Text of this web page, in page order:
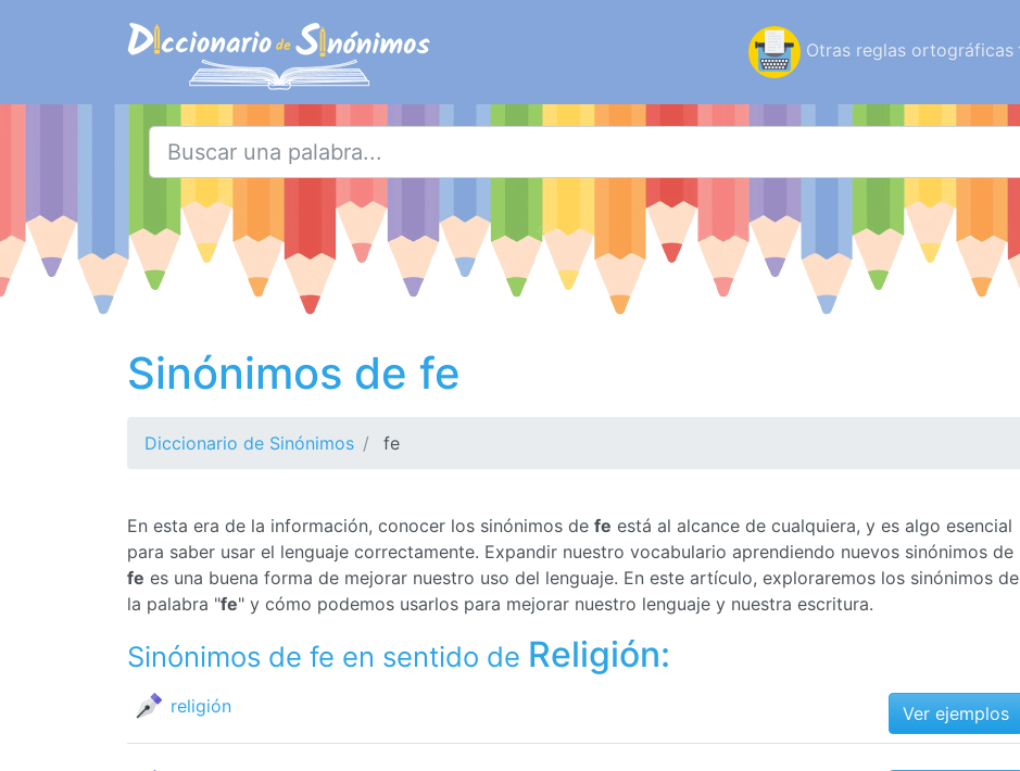
Otras reglas ortográficas
Sinónimos de fe
Diccionario de Sinónimos fe
En esta era de la información, conocer los sinónimos de fe está al alcance de cualquiera, y es algo esencial
para saber usar el lenguaje correctamente. Expandir nuestro vocabulario aprendiendo nuevos sinónimos de
fe es una buena forma de mejorar nuestro uso del lenguaje. En este artículo, exploraremos los sinónimos de
la palabra "fe" y cómo podemos usarlos para mejorar nuestro lenguaje y nuestra escritura.
Sinónimos de fe en sentido de Religión:
religión Ver ejemplos